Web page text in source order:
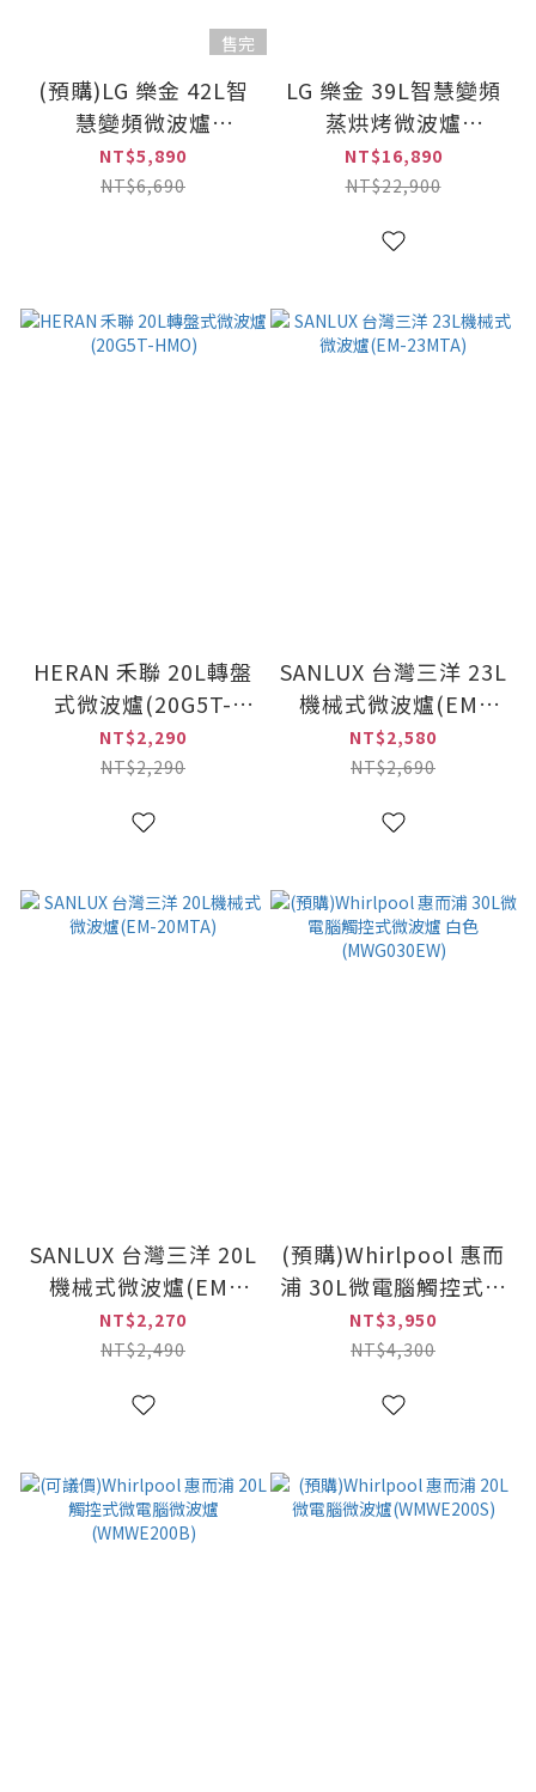
售完
(預購)LG 樂金 42L智
慧變頻微波爐
(MS4295DIS)
NT$5,890
NT$6,690
LG 樂金 39L智慧變頻
蒸烘烤微波爐
(MJ3965BCP)
NT$16,890
NT$22,900
HERAN 禾聯 20L轉盤
式微波爐(20G5T-
HMO)
NT$2,290
NT$2,290
SANLUX 台灣三洋 23L
機械式微波爐(EM-
23MTA)
NT$2,580
NT$2,690
SANLUX 台灣三洋 20L
機械式微波爐(EM-
20MTA)
NT$2,270
NT$2,490
(預購)Whirlpool 惠而
浦 30L微電腦觸控式微
波爐 白色
(MWG030EW)
NT$3,950
NT$4,300